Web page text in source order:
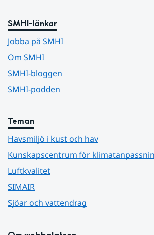
SMHI-länkar
Jobba på SMHI
Om SMHI
SMHI-bloggen
SMHI-podden
Teman
Havsmiljö i kust och hav
Kunskapscentrum för
Luftkvalitet
SIMAIR
Sjöar och vattendrag